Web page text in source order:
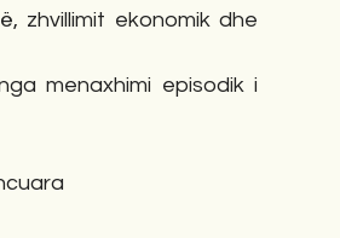
zhvillimit ekonomik dhe
menaxhimi episodik i